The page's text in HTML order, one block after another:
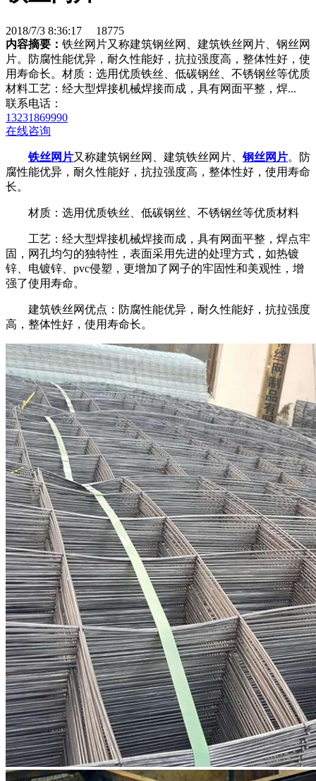
2018/7/3 8:36:17
18775
内容摘要： 铁丝网片又称建筑钢丝网、建筑铁丝网片、钢丝网
片。防腐性能优异，耐久性能好，抗拉强度高，整体性好，使
用寿命长。材质：选用优质铁丝、低碳钢丝、不锈钢丝等优质
材料工艺：经大型焊接机械焊接而成，具有网面平整，焊...
联系电话：
13231869990
在线咨询
铁丝网片又称建筑钢丝网、建筑铁丝网片、钢丝网片。防
腐性能优异，耐久性能好，抗拉强度高，整体性好，使用寿命
长。
材质：选用优质铁丝、低碳钢丝、不锈钢丝等优质材料
工艺：经大型焊接机械焊接而成，具有网面平整，焊点牢
固，网孔均匀的独特性，表面采用先进的处理方式，如热镀
锌、电镀锌、pvc侵塑，更增加了网子的牢固性和美观性，增
强了使用寿命。
建筑铁丝网优点：防腐性能优异，耐久性能好，抗拉强度
高，整体性好，使用寿命长。